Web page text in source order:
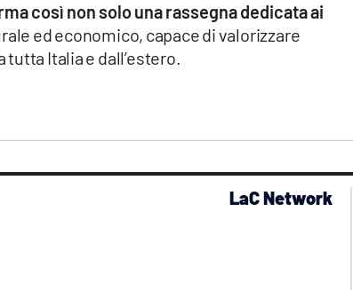
così non solo una rassegna dedicata ai
ed economico, capace di valorizzare
Italia e dall’estero.
LaC Network